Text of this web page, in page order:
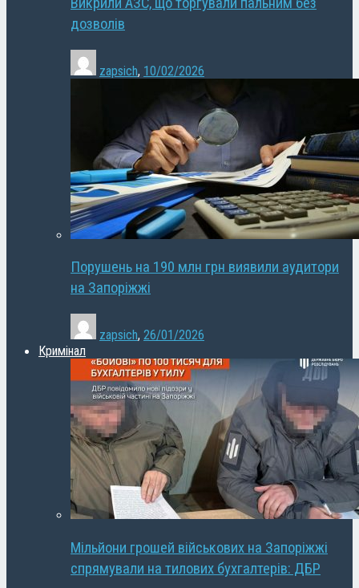
дозволів
zapsich, 10/02/2026
Порушень на 190 млн грн виявили аудитори
на Запоріжжі
zapsich, 26/01/2026
Кримінал
Мільйони грошей військових на Запоріжжі
спрямували на тилових бухгалтерів: ДБР